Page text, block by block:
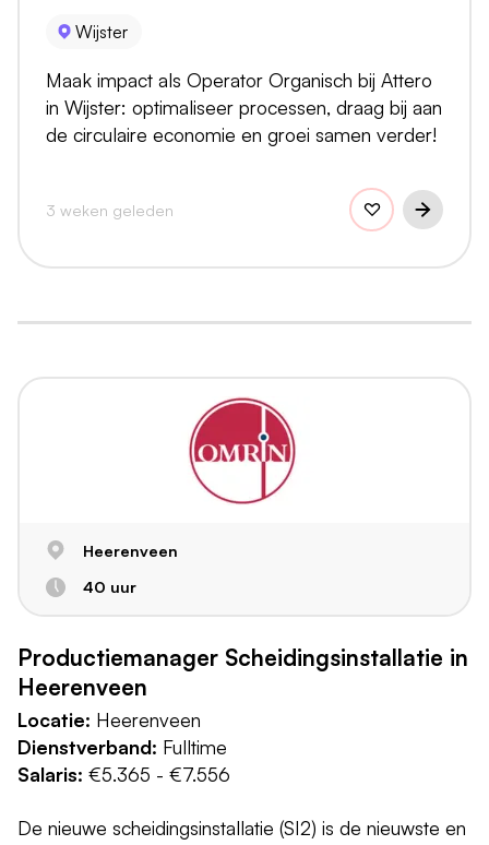
Wijster
Maak impact als Operator Organisch bij Attero
in Wijster: optimaliseer processen, draag bij aan
de circulaire economie en groei samen verder!
3 weken geleden
Heerenveen
40 uur
Productiemanager Scheidingsinstallatie in
Heerenveen
Locatie: Heerenveen
Dienstverband: Fulltime
Salaris: €5.365 - €7.556
De nieuwe scheidingsinstallatie (SI2) is de nieuwste en